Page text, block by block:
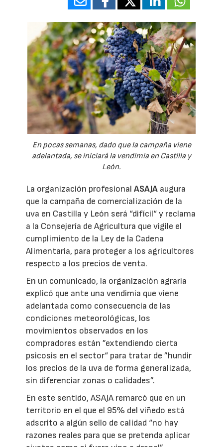
En pocas semanas, dado que la campaña viene
adelantada, se iniciará la vendimia en Castilla y
León.
La organización profesionalASAJA augura
que la campaña de comercialización de la
uva en Castilla y León será “difícil“ y reclama
a la Consejería de Agricultura que vigile el
cumplimiento de la Ley de la Cadena
Alimentaria, para proteger a los agricultores
respecto a los precios de venta.
En un comunicado, la organización agraria
explicó que ante una vendimia que viene
adelantada como consecuencia de las
condiciones meteorológicas, los
movimientos observados en los
compradores están ”extendiendo cierta
psicosis en el sector“ para tratar de ”hundir
los precios de la uva de forma generalizada,
sin diferenciar zonas o calidades”.
En este sentido, ASAJA remarcó que en un
territorio en el que el 95% del viñedo está
adscrito a algún sello de calidad “no hay
razones reales para que se pretenda aplicar